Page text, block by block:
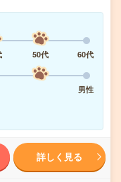
50代
60代
男性
詳しく見る